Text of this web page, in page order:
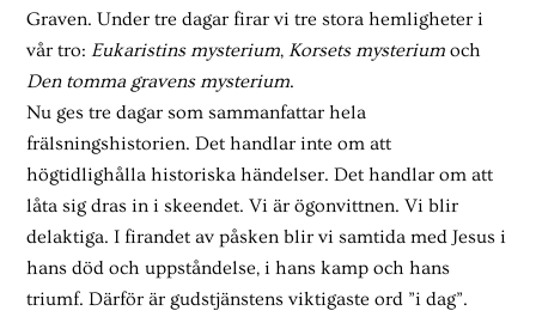
Graven. Under tre dagar firar vi tre stora hemligheter i
vår tro:Eukaristins mysterium,Korsets mysterium och
Den tomma gravens mysterium.
Nu ges tre dagar som sammanfattar hela
frälsningshistorien. Det handlar inte om att
högtidlighålla historiska händelser. Det handlar om att
låta sig dras in i skeendet. Vi är ögonvittnen. Vi blir
delaktiga. I firandet av påsken blir vi samtida med Jesus i
hans död och uppståndelse, i hans kamp och hans
triumf. Därför är gudstjänstens viktigaste ord ”i dag”.